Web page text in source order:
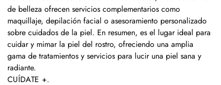
de belleza ofrecen servicios complementarios como
maquillaje, depilación facial o asesoramiento personalizado
sobre cuidados de la piel. En resumen, es el lugar ideal para
cuidar y mimar la piel del rostro, ofreciendo una amplia
gama de tratamientos y servicios para lucir una piel sana y
radiante.
CUÍDATE +.